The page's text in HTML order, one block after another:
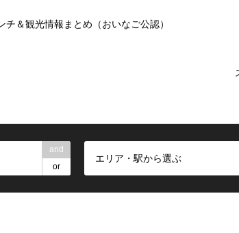
チ＆観光情報まとめ（おいなご公認）
and
or
エリア・駅から選ぶ